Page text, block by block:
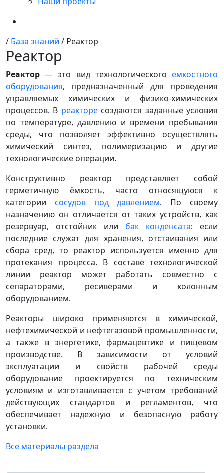
/ База знаний / Реактор
Реактор
Реактор — это вид технологического емкостного
оборудования, предназначенный для проведения
управляемых химических и физико-химических
процессов. В реакторесоздаются заданные условия
по температуре, давлению и времени пребывания
среды, что позволяет эффективно осуществлять
химический синтез, полимеризацию и другие
технологические операции.
Конструктивно реактор представляет собой
герметичную ёмкость, часто относящуюся к
категории сосудов под давлением. По своему
назначению он отличается от таких устройств, как
резервуар, отстойник или бак конденсата: если
последние служат для хранения, отстаивания или
сбора сред, то реактор используется именно для
протекания процесса. В составе технологической
линии реактор может работать совместно с
сепараторами, ресиверами и колонным
оборудованием.
Реакторы широко применяются в химической,
нефтехимической и нефтегазовой промышленности,
а также в энергетике, фармацевтике и пищевом
производстве. В зависимости от условий
эксплуатации и свойств рабочей среды
оборудование проектируется по техническим
условиям и изготавливается с учетом требований
действующих стандартов и регламентов, что
обеспечивает надежную и безопасную работу
установки.
Все материалы раздела